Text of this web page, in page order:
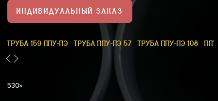
ИНДИВИДУАЛЬНЫЙ ЗАКАЗ
ТРУБА 159 ППУ-ПЭ ТРУБА ППУ-ПЭ 57 ТРУБА ППУ-ПЭ 108
530